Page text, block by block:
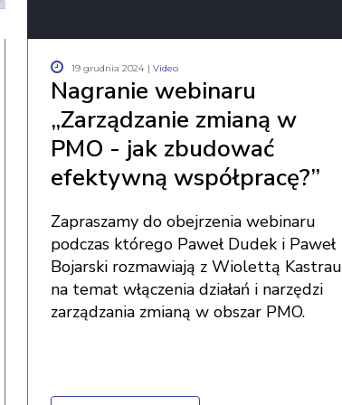
19 grudnia 2024 |Video
Nagranie webinaru
„Zarządzanie zmianą w
PMO - jak zbudować
efektywną współpracę?”
Zapraszamy do obejrzenia webinaru
podczas którego Paweł Dudek i Paweł
Bojarski rozmawiają z Wiolettą Kastrau
na temat włączenia działań i narzędzi
zarządzania zmianą w obszar PMO.